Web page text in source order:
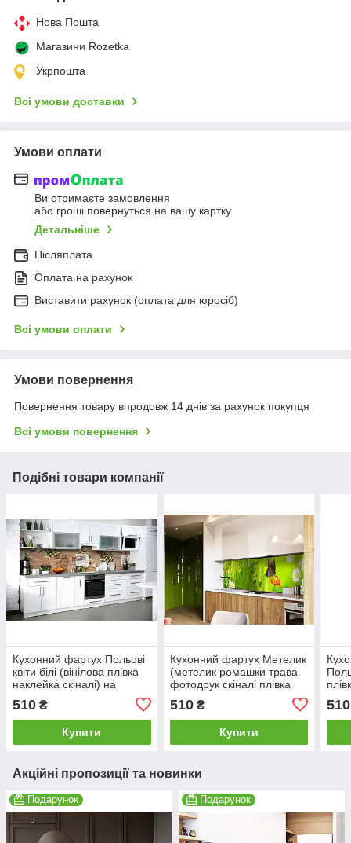
Нова Пошта
Магазини Rozetka
Укрпошта
Всі умови доставки
Умови оплати
Ви отримаєте замовлення
або гроші повернуться на вашу картку
Детальніше
Післяплата
Оплата на рахунок
Виставити рахунок (оплата для юросіб)
Всі умови оплати
Умови повернення
Повернення товару впродовж 14 днів за рахунок покупця
Всі умови повернення
Подібні товари компанії
Кухонний фартух Польові
квіти білі (вінілова плівка
наклейка скіналі) на
дерев'яному тлі Бежевий
600*2000 мм
510 ₴
Купити
Кухонний фартух Метелик
(метелик ромашки трава
фотодрук скіналі плівка
для кухні декор фартуха)
600*2000 мм
510₴
Купити
510
Акційні пропозиції та новинки
Подарунок Подарунок